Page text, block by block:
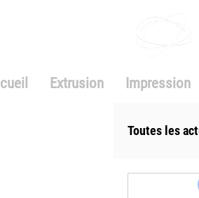
Extrusion Impression
Toutes les